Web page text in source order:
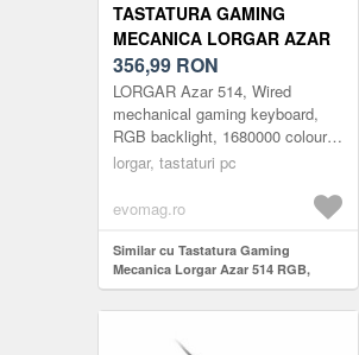
TASTATURA GAMING
MECANICA LORGAR AZAR
514 RGB, ILUMINARE RGB,
LAYOUT EN (NEGRU)
356,99 RON
LORGAR Azar 514, Wired
mechanical gaming keyboard,
RGB backlight, 1680000 colour
variations, 18 modes, keys
dream s...
lorgar, tastaturi pc
evomag.ro
Similar cu Tastatura Gaming
Mecanica Lorgar Azar 514 RGB,
iluminare RGB, Layout EN (Negru)